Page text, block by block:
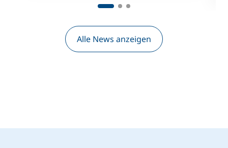
Alle News anzeigen